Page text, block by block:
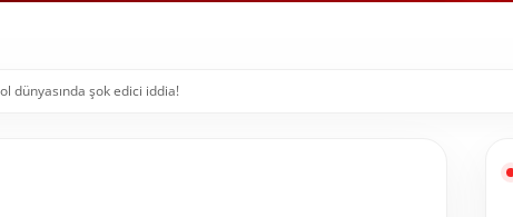
dünyasında şok edici iddia!